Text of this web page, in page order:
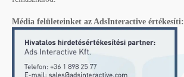
Média felületeinket az AdsInteractive értékesíti: